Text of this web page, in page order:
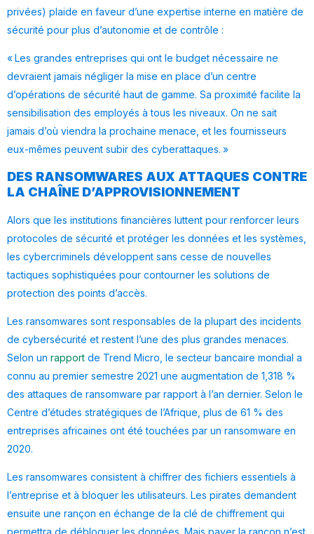
privées) plaide en faveur d’une expertise interne en matière de
sécurité pour plus d’autonomie et de contrôle :
« Les grandes entreprises qui ont le budget nécessaire ne
devraient jamais négliger la mise en place d’un centre
d’opérations de sécurité haut de gamme. Sa proximité facilite la
sensibilisation des employés à tous les niveaux. On ne sait
jamais d’où viendra la prochaine menace, et les fournisseurs
eux-mêmes peuvent subir des cyberattaques. »
DES RANSOMWARES AUX ATTAQUES CONTRE
LA CHAÎNE D’APPROVISIONNEMENT
Alors que les institutions financières luttent pour renforcer leurs
protocoles de sécurité et protéger les données et les systèmes,
les cybercriminels développent sans cesse de nouvelles
tactiques sophistiquées pour contourner les solutions de
protection des points d’accès.
Les ransomwares sont responsables de la plupart des incidents
de cybersécurité et restent l’une des plus grandes menaces.
Selon un rapport de Trend Micro, le secteur bancaire mondial a
connu au premier semestre 2021 une augmentation de 1,318 %
des attaques de ransomware par rapport à l’an dernier. Selon le
Centre d’études stratégiques de l’Afrique, plus de 61 % des
entreprises africaines ont été touchées par un ransomware en
2020.
Les ransomwares consistent à chiffrer des fichiers essentiels à
l’entreprise et à bloquer les utilisateurs. Les pirates demandent
ensuite une rançon en échange de la clé de chiffrement qui